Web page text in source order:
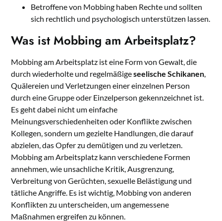
Betroffene von Mobbing haben Rechte und sollten
sich rechtlich und psychologisch unterstützen lassen.
Was ist Mobbing am Arbeitsplatz?
Mobbing am Arbeitsplatz ist eine Form von Gewalt, die
durch wiederholte und regelmäßigeseelische Schikanen,
Quälereien und Verletzungen einer einzelnen Person
durch eine Gruppe oder Einzelperson gekennzeichnet ist.
Es geht dabei nicht um einfache
Meinungsverschiedenheiten oder Konflikte zwischen
Kollegen, sondern um gezielte Handlungen, die darauf
abzielen, das Opfer zu demütigen und zu verletzen.
Mobbing am Arbeitsplatz kann verschiedene Formen
annehmen, wie unsachliche Kritik, Ausgrenzung,
Verbreitung von Gerüchten, sexuelle Belästigung und
tätliche Angriffe. Es ist wichtig, Mobbing von anderen
Konflikten zu unterscheiden, um angemessene
Maßnahmen ergreifen zu können.